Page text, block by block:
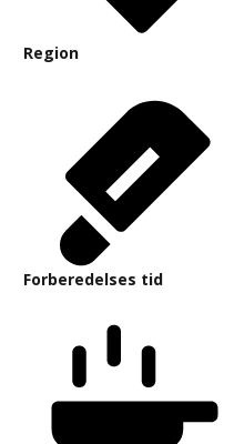
Region
Forberedelses tid